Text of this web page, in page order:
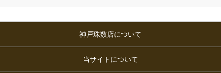
神戸珠数店について
当サイトについて